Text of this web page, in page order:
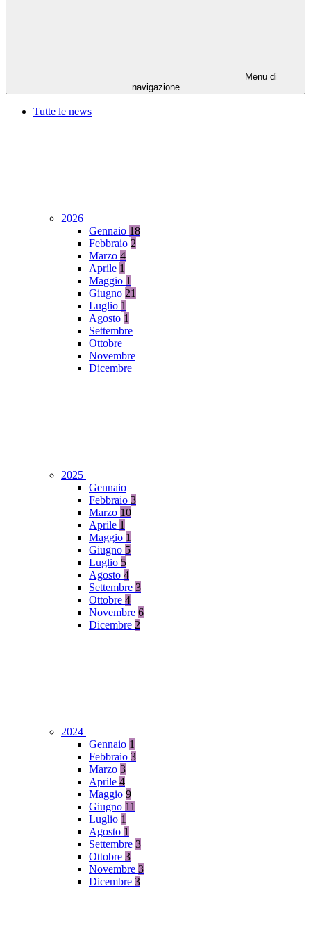
Menu di
navigazione
Tutte le news
2026
Gennaio 18
Febbraio 2
Marzo 4
Aprile 1
Maggio 1
Giugno 21
Luglio 1
Agosto 1
Settembre
Ottobre
Novembre
Dicembre
2025
Gennaio
Febbraio 3
Marzo 10
Aprile 1
Maggio 1
Giugno 5
Luglio 5
Agosto 4
Settembre 3
Ottobre 4
Novembre 6
Dicembre 2
2024
Gennaio 1
Febbraio 3
Marzo 3
Aprile 4
Maggio 9
Giugno 11
Luglio 1
Agosto 1
Settembre 3
Ottobre 3
Novembre 3
Dicembre 3